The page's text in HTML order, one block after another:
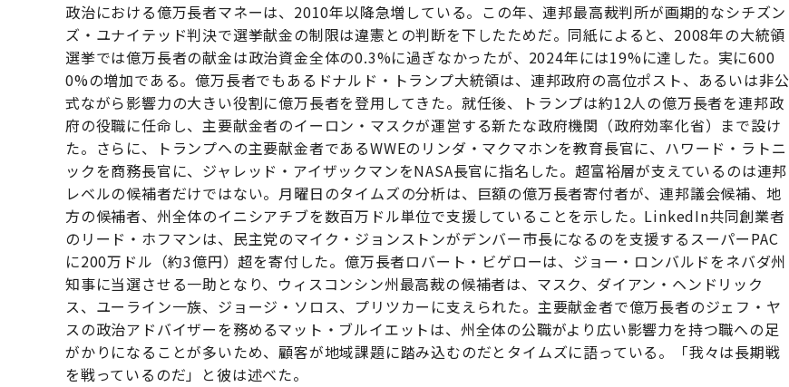
政治における億万長者マネーは、2010年以降急増している。この年、連邦最高裁判所が画期的なシチズン
ズ・ユナイテッド判決で選挙献金の制限は違憲との判断を下したためだ。同紙によると、2008年の大統領
選挙では億万長者の献金は政治資金全体の0.3%に過ぎなかったが、2024年には19%に達した。実に600
0%の増加である。億万長者でもあるドナルド・トランプ大統領は、連邦政府の高位ポスト、あるいは非公
式ながら影響力の大きい役割に億万長者を登用してきた。就任後、トランプは約12人の億万長者を連邦政
府の役職に任命し、主要献金者のイーロン・マスクが運営する新たな政府機関（政府効率化省）まで設け
た。さらに、トランプへの主要献金者であるWWEのリンダ・マクマホンを教育長官に、ハワード・ラトニ
ックを商務長官に、ジャレッド・アイザックマンをNASA長官に指名した。超富裕層が支えているのは連邦
レベルの候補者だけではない。月曜日のタイムズの分析は、巨額の億万長者寄付者が、連邦議会候補、地
方の候補者、州全体のイニシアチブを数百万ドル単位で支援していることを示した。LinkedIn共同創業者
のリード・ホフマンは、民主党のマイク・ジョンストンがデンバー市長になるのを支援するスーパーPAC
に200万ドル（約3億円）超を寄付した。億万長者ロバート・ビゲローは、ジョー・ロンバルドをネバダ州
知事に当選させる一助となり、ウィスコンシン州最高裁の候補者は、マスク、ダイアン・ヘンドリック
ス、ユーライン一族、ジョージ・ソロス、プリツカーに支えられた。主要献金者で億万長者のジェフ・ヤ
スの政治アドバイザーを務めるマット・ブルイエットは、州全体の公職がより広い影響力を持つ職への足
がかりになることが多いため、顧客が地域課題に踏み込むのだとタイムズに語っている。「我々は長期戦
を戦っているのだ」と彼は述べた。